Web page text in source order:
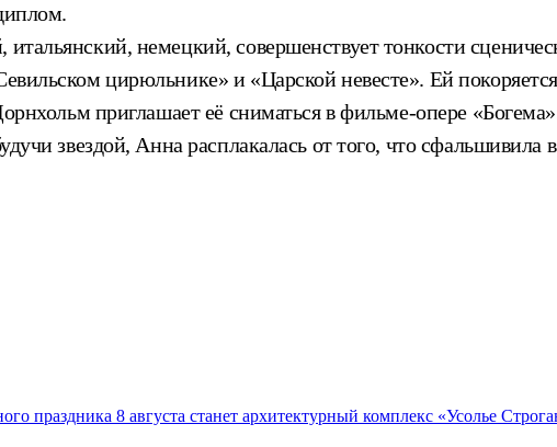
немецкий, совершенствует тонкости
цирюльнике» и «Царской невесте». Ей
приглашает её сниматься в фильме-опере
звездой, Анна расплакалась от того, что сфальшивила
праздника 8 августа станет архитектурный комплекс «Усолье